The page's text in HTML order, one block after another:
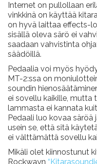
Internet on pullollaan
vinkkinä on käyttää
on hyvä laittaa effects-
sisällä oleva särö ei
saadaan vahvistinta
säädöillä.
Pedaalia voi myös
MT-2:ssa on
soundin
ei sovellu kaikille, mutta
lammasta ei kannata
Pedaali luo kovaa
usein se, että sitä
ei välttämättä sovellu
Mikäli olet kiinnostunut
Rockwayn